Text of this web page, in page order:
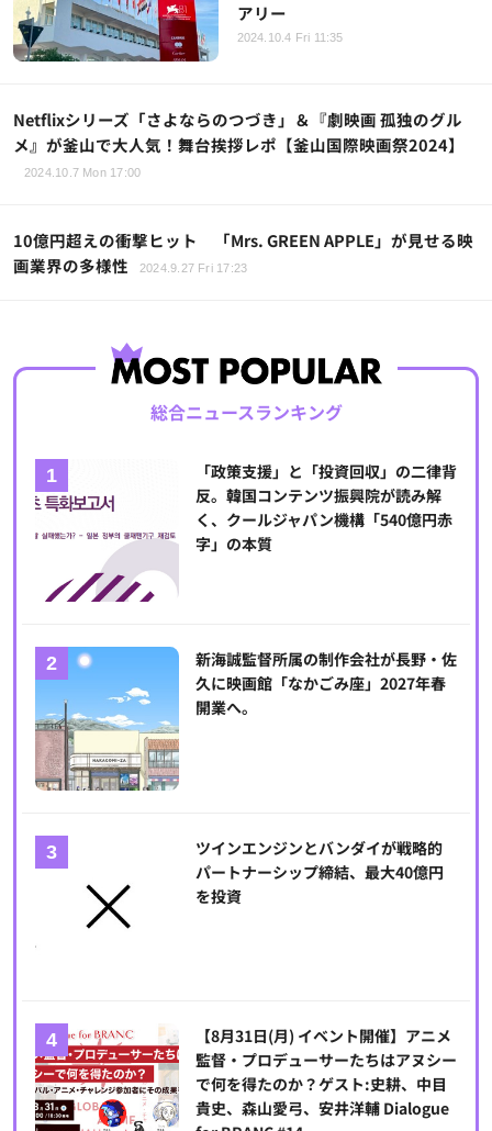
アリー
2024.10.4 Fri 11:35
Netflixシリーズ「さよならのつづき」＆『劇映画 孤独のグル
メ』が釜山で大人気！舞台挨拶レポ【釜山国際映画祭2024】
2024.10.7 Mon 17:00
10億円超えの衝撃ヒット 「Mrs. GREEN APPLE」が見せる映
画業界の多様性
2024.9.27 Fri 17:23
総合ニュースランキング
「政策支援」と「投資回収」の二律背
反。韓国コンテンツ振興院が読み解
く、クールジャパン機構「540億円赤
字」の本質
新海誠監督所属の制作会社が長野・佐
久に映画館「なかごみ座」2027年春
開業へ。
ツインエンジンとバンダイが戦略的
パートナーシップ締結、最大40億円
を投資
【8月31日(月) イベント開催】アニメ
監督・プロデューサーたちはアヌシー
で何を得たのか？ゲスト:史耕、中目
貴史、森山愛弓、安井洋輔 Dialogue